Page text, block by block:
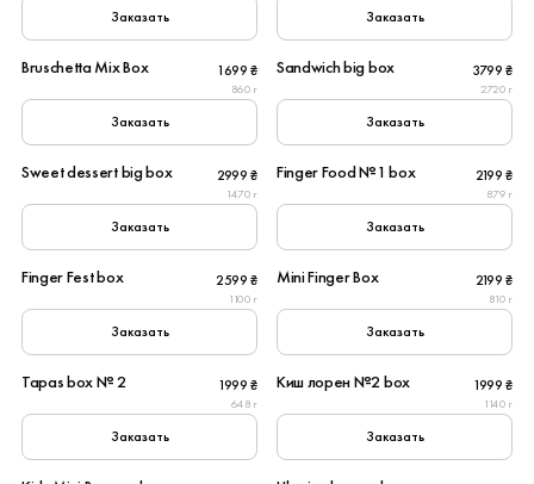
Заказать Заказать
Bruschetta Mix Box 1699 ₴
860 г
Заказать
Sandwich big box 3799 ₴
2720 г
Заказать
Sweet dessert big box 2999 ₴
1470 г
Заказать
Finger Food №1 box 2199 ₴
879 г
Заказать
Finger Fest box 2599 ₴
1100 г
Заказать
New
Mini Finger Box 2199 ₴
810 г
Заказать
Tapas box № 2 1999 ₴
648 г
Заказать
Популярное
Киш лорен №2 box 1999 ₴
1140 г
Заказать